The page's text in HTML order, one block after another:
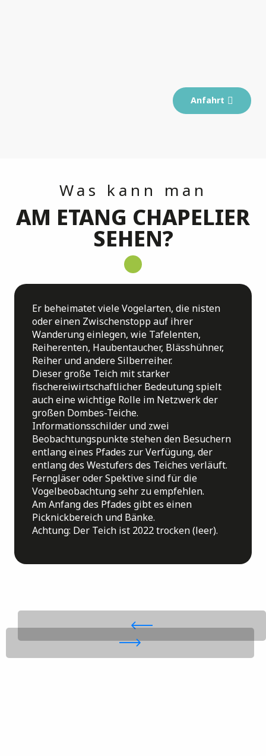
Anfahrt
Was kann man
AM ETANG CHAPELIER
SEHEN?
Er beheimatet viele Vogelarten, die nisten
oder einen Zwischenstopp auf ihrer
Wanderung einlegen, wie Tafelenten,
Reiherenten, Haubentaucher, Blässhühner,
Reiher und andere Silberreiher.
Dieser große Teich mit starker
fischereiwirtschaftlicher Bedeutung spielt
auch eine wichtige Rolle im Netzwerk der
großen Dombes-Teiche.
Informationsschilder und zwei
Beobachtungspunkte stehen den Besuchern
entlang eines Pfades zur Verfügung, der
entlang des Westufers des Teiches verläuft.
Ferngläser oder Spektive sind für die
Vogelbeobachtung sehr zu empfehlen.
Am Anfang des Pfades gibt es einen
Picknickbereich und Bänke.
Achtung: Der Teich ist 2022 trocken (leer).